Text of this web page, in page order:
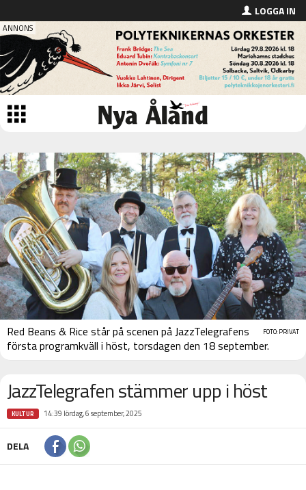
LOGGA IN
FOTO: PRIVAT
Red Beans & Rice står på scenen på JazzTelegrafens
första programkväll i höst, torsdagen den 18 september.
JazzTelegrafen stämmer upp i höst
KULTUR 14:39 lördag, 6 september, 2025
DELA